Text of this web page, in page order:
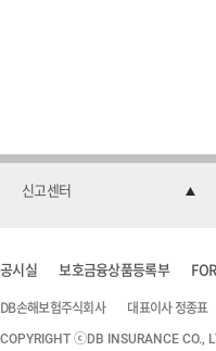
신고센터
공시실 보호금융상품등록부
DB손해보험주식회사 대표이사 정종표
COPYRIGHT ⓒDB INSURANCE CO.,